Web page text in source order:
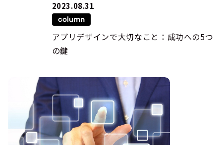
2023.08.31
column
アプリデザインで大切なこと：成功への5つ
の鍵